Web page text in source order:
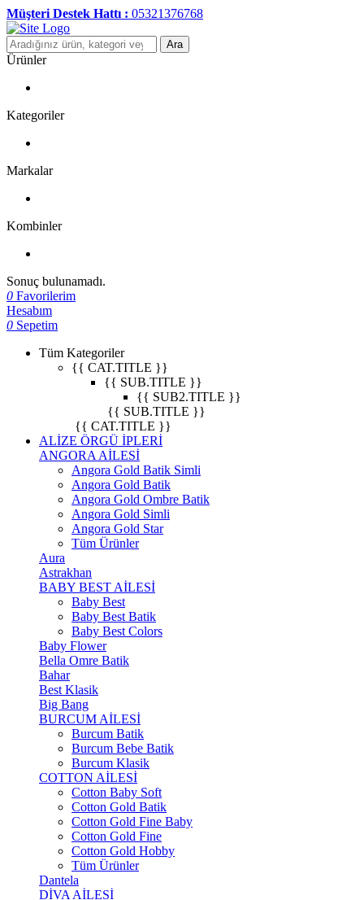
Müşteri Destek Hattı : 05321376768
Ara
Ürünler
Kategoriler
Markalar
Kombinler
Sonuç bulunamadı.
0 Favorilerim
Hesabım
0 Sepetim
Tüm Kategoriler
{{ CAT.TITLE }}
{{ SUB.TITLE }}
{{ SUB2.TITLE }}
{{ SUB.TITLE }}
{{ CAT.TITLE }}
ALİZE ÖRGÜ İPLERİ
ANGORA AİLESİ
Angora Gold Batik Simli
Angora Gold Batik
Angora Gold Ombre Batik
Angora Gold Simli
Angora Gold Star
Tüm Ürünler
Aura
Astrakhan
BABY BEST AİLESİ
Baby Best
Baby Best Batik
Baby Best Colors
Baby Flower
Bella Omre Batik
Bahar
Best Klasik
Big Bang
BURCUM AİLESİ
Burcum Batik
Burcum Bebe Batik
Burcum Klasik
COTTON AİLESİ
Cotton Baby Soft
Cotton Gold Batik
Cotton Gold Fine Baby
Cotton Gold Fine
Cotton Gold Hobby
Tüm Ürünler
Dantela
DİVA AİLESİ